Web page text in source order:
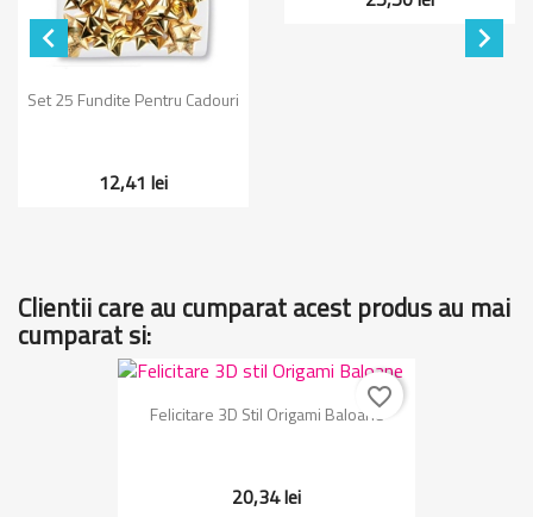

Set 25 Fundite Pentru Cadouri
12,41 lei

Clientii care au cumparat acest produs au mai
cumparat si:
Felicitare 3D Stil Origami Baloane
20,34 lei
favorite_border